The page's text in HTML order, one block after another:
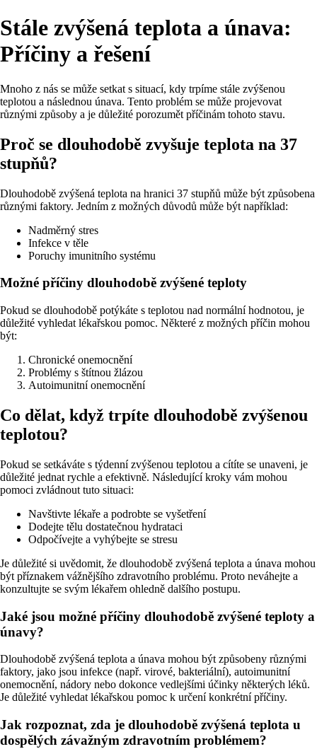
Stále zvýšená teplota a únava:
Příčiny a řešení
Mnoho z nás se může setkat s situací, kdy trpíme stále zvýšenou
teplotou a následnou únava. Tento problém se může projevovat
různými způsoby a je důležité porozumět příčinám tohoto stavu.
Proč se dlouhodobě zvyšuje teplota na 37
stupňů?
Dlouhodobě zvýšená teplota na hranici 37 stupňů může být způsobena
různými faktory. Jedním z možných důvodů může být například:
Nadměrný stres
Infekce v těle
Poruchy imunitního systému
Možné příčiny dlouhodobě zvýšené teploty
Pokud se dlouhodobě potýkáte s teplotou nad normální hodnotou, je
důležité vyhledat lékařskou pomoc. Některé z možných příčin mohou
být:
Chronické onemocnění
Problémy s štítnou žlázou
Autoimunitní onemocnění
Co dělat, když trpíte dlouhodobě zvýšenou
teplotou?
Pokud se setkáváte s týdenní zvýšenou teplotou a cítíte se unaveni, je
důležité jednat rychle a efektivně. Následující kroky vám mohou
pomoci zvládnout tuto situaci:
Navštivte lékaře a podrobte se vyšetření
Dodejte tělu dostatečnou hydrataci
Odpočívejte a vyhýbejte se stresu
Je důležité si uvědomit, že dlouhodobě zvýšená teplota a únava mohou
být příznakem vážnějšího zdravotního problému. Proto neváhejte a
konzultujte se svým lékařem ohledně dalšího postupu.
Jaké jsou možné příčiny dlouhodobě zvýšené teploty a
únavy?
Dlouhodobě zvýšená teplota a únava mohou být způsobeny různými
faktory, jako jsou infekce (např. virové, bakteriální), autoimunitní
onemocnění, nádory nebo dokonce vedlejšími účinky některých léků.
Je důležité vyhledat lékařskou pomoc k určení konkrétní příčiny.
Jak rozpoznat, zda je dlouhodobě zvýšená teplota u
dospělých závažným zdravotním problémem?